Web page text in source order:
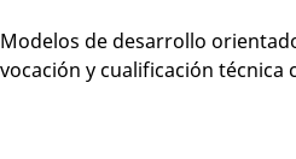
Modelos de desarrollo
vocación y cualificación técnica